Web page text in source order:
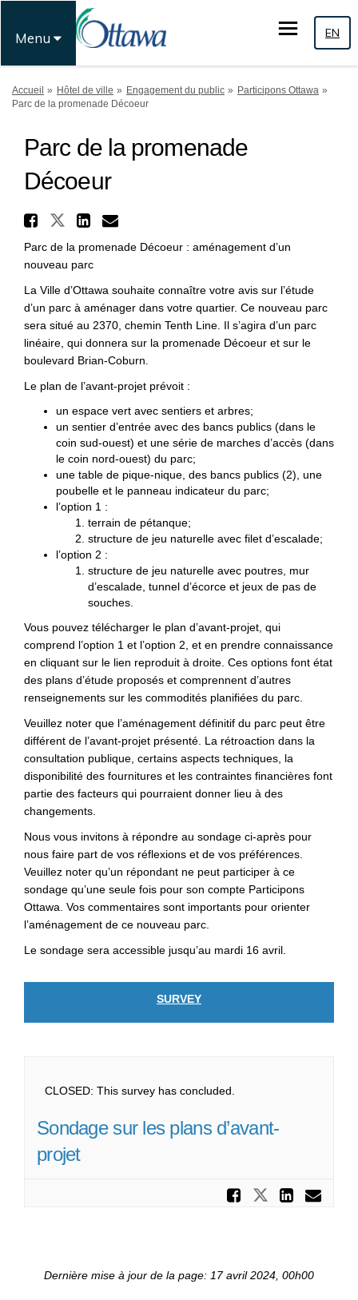
Menu EN
Vous êtes ici:
Accueil Hôtel de ville Engagement du public
Participons Ottawa
Parc de la promenade Décoeur
Parc de la promenade
Décoeur
Partager Parc de la promenade
Partager Parc de la
Partager Parc de la
Courriel Parc de la
Parc de la promenade Décoeur : aménagement d’un
nouveau parc
La Ville d’Ottawa souhaite connaître votre avis sur l’étude
d’un parc à aménager dans votre quartier. Ce nouveau parc
sera situé au 2370, chemin Tenth Line. Il s’agira d’un parc
linéaire, qui donnera sur la promenade Décoeur et sur le
boulevard Brian-Coburn.
Le plan de l’avant-projet prévoit :
un espace vert avec sentiers et arbres;
un sentier d’entrée avec des bancs publics (dans le
coin sud‑ouest) et une série de marches d’accès (dans
le coin nord‑ouest) du parc;
une table de pique-nique, des bancs publics (2), une
poubelle et le panneau indicateur du parc;
l’option 1 :
terrain de pétanque;
structure de jeu naturelle avec filet d’escalade;
l’option 2 :
structure de jeu naturelle avec poutres, mur
d’escalade, tunnel d’écorce et jeux de pas de
souches.
Vous pouvez télécharger le plan d’avant-projet, qui
comprend l’option 1 et l’option 2, et en prendre connaissance
en cliquant sur le lien reproduit à droite. Ces options font état
des plans d’étude proposés et comprennent d’autres
renseignements sur les commodités planifiées du parc.
Veuillez noter que l’aménagement définitif du parc peut être
différent de l’avant‑projet présenté. La rétroaction dans la
consultation publique, certains aspects techniques, la
disponibilité des fournitures et les contraintes financières font
partie des facteurs qui pourraient donner lieu à des
changements.
Nous vous invitons à répondre au sondage ci‑après pour
nous faire part de vos réflexions et de vos préférences.
Veuillez noter qu’un répondant ne peut participer à ce
sondage qu’une seule fois pour son compte Participons
Ottawa. Vos commentaires sont importants pour orienter
l’aménagement de ce nouveau parc.
Le sondage sera accessible jusqu’au mardi 16 avril.
SURVEY
CLOSED: This survey has concluded.
Sondage sur les plans d’avant-
projet
Partager
Dernière mise à jour de la page: 17 avril 2024, 00h00